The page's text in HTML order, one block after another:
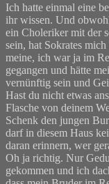
Ich hatte einmal eine
ihr wissen. Und
ein Choleriker mit der
sein, hat Sokrates
meine, ich war ja im
gegangen und hätte
vernünftig sein und
Hast du nicht etwas
Flasche von deinem
Schenk den jungen
darf in diesem Haus
daran erinnern, wer
Oh ja richtig. Nur
gekommen und ich